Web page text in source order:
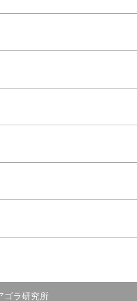
ゴラ研究所